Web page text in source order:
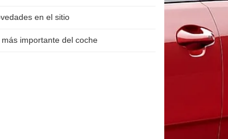
en el sitio
más importante del coche